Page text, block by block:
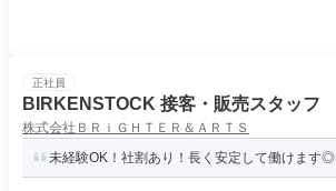
正社員
BIRKENSTOCK 接客・販売スタッフ
株式会社ＢＲｉＧＨＴＥＲ＆ＡＲＴＳ
未経験OK！社割あり！長く安定して働けます◎